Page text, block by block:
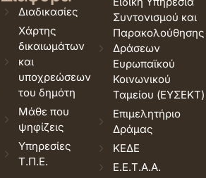
Διαδικασίες
Χάρτης
δικαιωμάτων
και
υποχρεώσεων
του δημότη
Μάθε που
ψηφίζεις
Υπηρεσίες
Τ.Π.Ε.
Συντονισμού και
Παρακολούθησης
Δράσεων
Ευρωπαϊκού
Κοινωνικού
Ταμείου (ΕΥΣΕΚΤ)
Επιμελητήριο
Δράμας
ΚΕΔΕ
Ε.Ε.Τ.Α.Α.